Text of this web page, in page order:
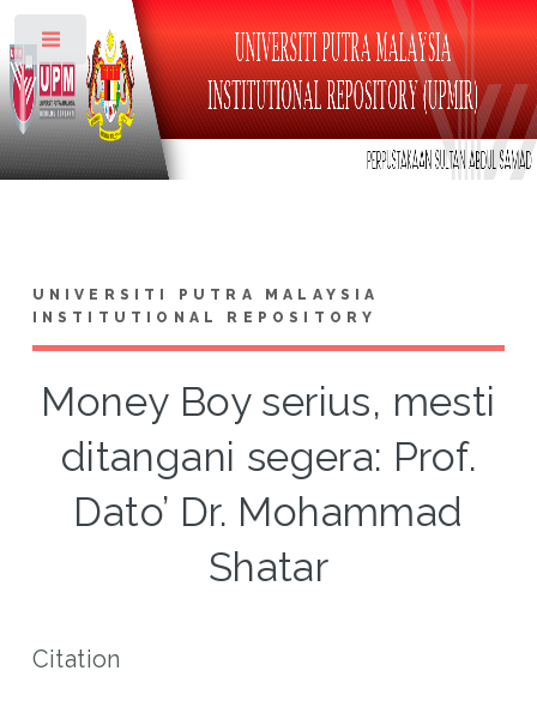
UNIVERSITI PUTRA MALAYSIA
INSTITUTIONAL REPOSITORY
Money Boy serius, mesti
ditangani segera: Prof.
Dato’ Dr. Mohammad
Shatar
Citation
Toggle